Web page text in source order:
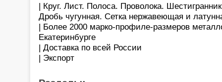
| Круг. Лист. Полоса. Проволока.
Дробь чугунная. Сетка нержавеющая и
| Более 2000 марко-профиле-размеров
Екатеринбурге
| Доставка по всей России
| Экспорт